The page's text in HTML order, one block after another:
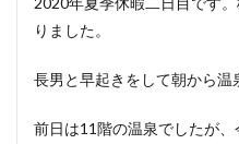
りました。
長男と早起きをして朝から温
前日は11階の温泉でしたが